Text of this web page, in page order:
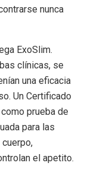
nunca
ExoSlim.
clínicas, se
una eficacia
Un Certificado
prueba de
para las
el apetito.